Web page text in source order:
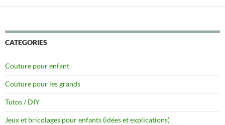
CATEGORIES
Couture pour enfant
Couture pour les grands
Tutos / DIY
Jeux et bricolages pour enfants (idées et explications)